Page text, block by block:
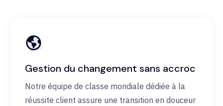
Gestion du changement sans accroc
Notre équipe de classe mondiale dédiée à la
réussite client assure une transition en douceur